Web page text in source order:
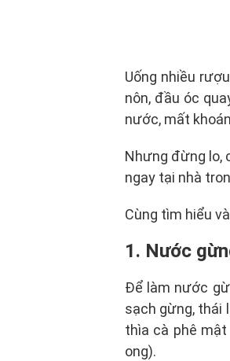
Uống nhiều
nôn, đầu óc
nước, mất
Nhưng đừng lo,
ngay tại nhà
Cùng tìm hiểu
1. Nước
Để làm nước
sạch gừng, thái
thìa cà phê
ong).